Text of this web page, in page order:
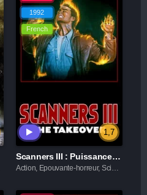
1992
French
1,7
Scanners III : Puissance Maximum
Action, Epouvante-horreur, Science fiction